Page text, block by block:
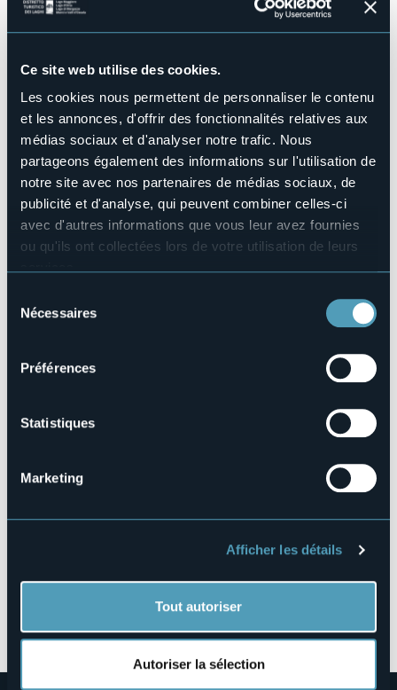
Ce site web utilise des cookies.
Les cookies nous permettent de personnaliser le contenu
et les annonces, d'offrir des fonctionnalités relatives aux
médias sociaux et d'analyser notre trafic. Nous
partageons également des informations sur l'utilisation de
notre site avec nos partenaires de médias sociaux, de
publicité et d'analyse, qui peuvent combiner celles-ci
avec d'autres informations que vous leur avez fournies
ou qu'ils ont collectées lors de votre utilisation de leurs
manière de les gérer et de les supprimer,
cliquez ici
Nécessaires
Préférences
Statistiques
Marketing
Afficher les détails
Tout autoriser
Autoriser la sélection
No
Animaux acceptés
Nombres de chambres
79
Nombres de lits
143
E-mail
hotel@atlanticarona.com
Site Internet
http://www.atlanticarona.com
Téléphone
C.so Repubblica, 124
28041 - ARONA (NO)